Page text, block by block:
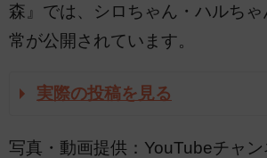
森』では、シロちゃん・ハルちゃ
常が公開されています。
実際の投稿を見る
写真・動画提供：YouTubeチャ